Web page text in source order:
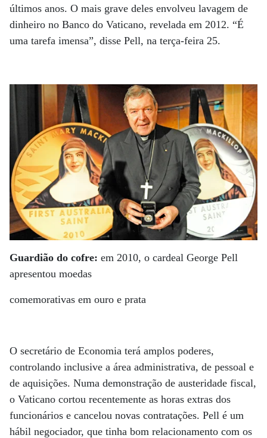
últimos anos. O mais grave deles envolveu lavagem de
dinheiro no Banco do Vaticano, revelada em 2012. “É
uma tarefa imensa”, disse Pell, na terça-feira 25.
Guardião do cofre: em 2010, o cardeal George Pell
apresentou moedas
comemorativas em ouro e prata
O secretário de Economia terá amplos poderes,
controlando inclusive a área administrativa, de pessoal e
de aquisições. Numa demonstração de austeridade fiscal,
o Vaticano cortou recentemente as horas extras dos
funcionários e cancelou novas contratações. Pell é um
hábil negociador, que tinha bom relacionamento com os